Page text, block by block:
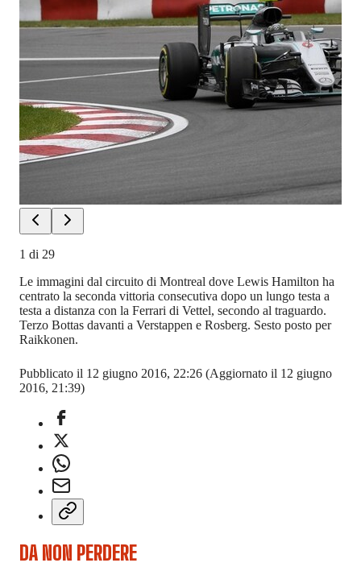
1 di 29
Le immagini dal circuito di Montreal dove Lewis Hamilton ha
centrato la seconda vittoria consecutiva dopo un lungo testa a
testa a distanza con la Ferrari di Vettel, secondo al traguardo.
Terzo Bottas davanti a Verstappen e Rosberg. Sesto posto per
Raikkonen.
Pubblicato il 12 giugno 2016, 22:26 (Aggiornato il 12 giugno
2016, 21:39)
DA NON PERDERE